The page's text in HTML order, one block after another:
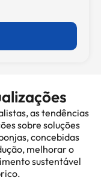
as tendências
sobre soluções
concebidas
melhorar o
sustentável